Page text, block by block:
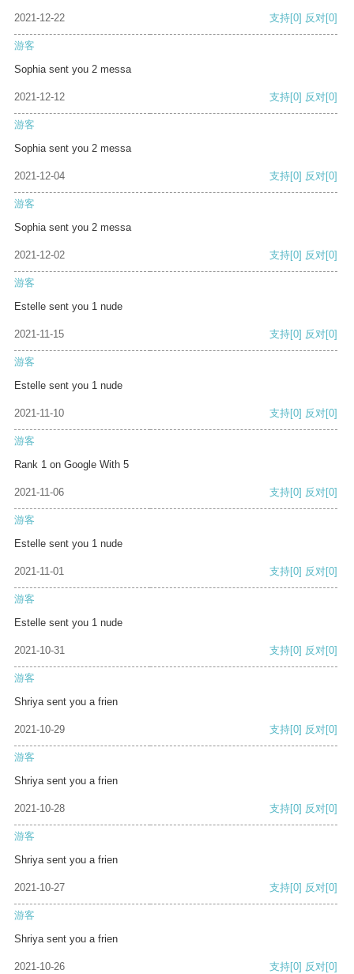
2021-12-22 支持[0] 反对[0]
游客
Sophia sent you 2 messa
2021-12-12 支持[0] 反对[0]
游客
Sophia sent you 2 messa
2021-12-04 支持[0] 反对[0]
游客
Sophia sent you 2 messa
2021-12-02 支持[0] 反对[0]
游客
Estelle sent you 1 nude
2021-11-15 支持[0] 反对[0]
游客
Estelle sent you 1 nude
2021-11-10 支持[0] 反对[0]
游客
Rank 1 on Google With 5
2021-11-06 支持[0] 反对[0]
游客
Estelle sent you 1 nude
2021-11-01 支持[0] 反对[0]
游客
Estelle sent you 1 nude
2021-10-31 支持[0] 反对[0]
游客
Shriya sent you a frien
2021-10-29 支持[0] 反对[0]
游客
Shriya sent you a frien
2021-10-28 支持[0] 反对[0]
游客
Shriya sent you a frien
2021-10-27 支持[0] 反对[0]
游客
Shriya sent you a frien
2021-10-26 支持[0] 反对[0]